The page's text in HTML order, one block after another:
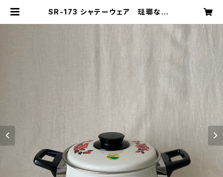
SR-173 シャテーウェア 琺瑯なべ |